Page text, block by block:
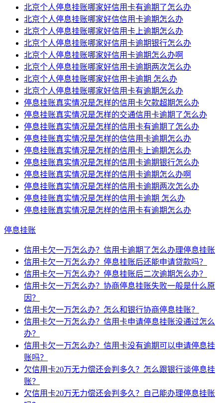
北京个人停息挂账哪家好信用卡有逾期了怎么办
北京个人停息挂账哪家好信信用卡逾期怎么办
北京个人停息挂账哪家好信用卡上逾期怎么办
北京个人停息挂账哪家好信用卡逾期银行怎么办
北京个人停息挂账哪家好信用卡逾期怎么办啊
北京个人停息挂账哪家好信用卡逾期两次怎么办
北京个人停息挂账哪家好信用卡逾期 怎么办
北京个人停息挂账哪家好信用卡有逾期怎么办
停息挂账真实情况是怎样的信用卡欠款超期怎么办
停息挂账真实情况是怎样的交通信用卡逾期了怎么办
停息挂账真实情况是怎样的信用卡有逾期了怎么办
停息挂账真实情况是怎样的信信用卡逾期怎么办
停息挂账真实情况是怎样的信用卡上逾期怎么办
停息挂账真实情况是怎样的信用卡逾期银行怎么办
停息挂账真实情况是怎样的信用卡逾期怎么办啊
停息挂账真实情况是怎样的信用卡逾期两次怎么办
停息挂账真实情况是怎样的信用卡逾期 怎么办
停息挂账真实情况是怎样的信用卡有逾期怎么办
停息挂账
信用卡欠一万怎么办？信用卡逾期了怎么办理停息挂账
信用卡欠一万怎么办？停息挂账后还能申请贷款吗？
信用卡欠一万怎么办？停息挂账后二次逾期怎么办？
信用卡欠一万怎么办？协商停息挂账失败一般是什么原
因？
信用卡欠一万怎么办？怎么和银行协商停息挂账？
信用卡欠一万怎么办？信用卡申请停息挂账没通过怎么
办？
信用卡欠一万怎么办？信用卡没有逾期可以申请停息挂
账吗？
欠信用卡20万无力偿还会判多久？怎么跟银行谈停息挂
账？
欠信用卡20万无力偿还会判多久？自己能办理停息挂账